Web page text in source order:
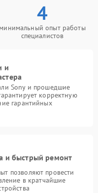
4
минимальный опыт работы
специалистов
и
Sony и прошедшие
корректную
гарантийных
и быстрый ремонт
позволяют провести
в кратчайшие